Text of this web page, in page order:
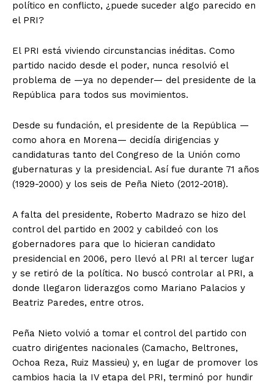
político en conflicto, ¿puede suceder algo parecido en
el PRI?
El PRI está viviendo circunstancias inéditas. Como
partido nacido desde el poder, nunca resolvió el
problema de —ya no depender— del presidente de la
República para todos sus movimientos.
Desde su fundación, el presidente de la República —
como ahora en Morena— decidía dirigencias y
candidaturas tanto del Congreso de la Unión como
gubernaturas y la presidencial. Así fue durante 71 años
(1929-2000) y los seis de Peña Nieto (2012-2018).
A falta del presidente, Roberto Madrazo se hizo del
control del partido en 2002 y cabildeó con los
gobernadores para que lo hicieran candidato
presidencial en 2006, pero llevó al PRI al tercer lugar
y se retiró de la política. No buscó controlar al PRI, a
donde llegaron liderazgos como Mariano Palacios y
Beatriz Paredes, entre otros.
Peña Nieto volvió a tomar el control del partido con
cuatro dirigentes nacionales (Camacho, Beltrones,
Ochoa Reza, Ruiz Massieu) y, en lugar de promover los
cambios hacia la IV etapa del PRI, terminó por hundir